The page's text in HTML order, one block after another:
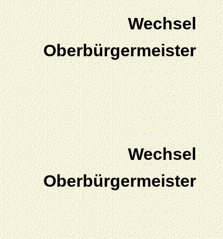
Wechsel
Oberbürgermeister
Wechsel
Oberbürgermeister